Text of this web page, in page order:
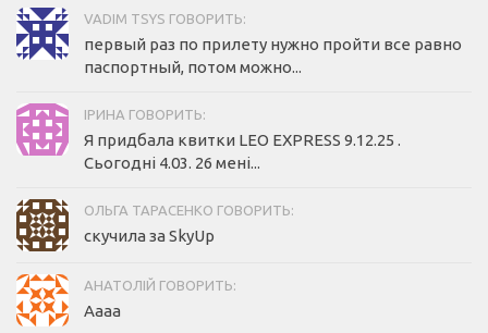
VADIM TSYS ГОВОРИТЬ:
первый раз по прилету нужно пройти все равно
паспортный, потом можно...
ІРИНА ГОВОРИТЬ:
Я придбала квитки LEO EXPRESS 9.12.25 .
Сьогодні 4.03. 26 мені...
ОЛЬГА ТАРАСЕНКО ГОВОРИТЬ:
скучила за SkyUp
АНАТОЛІЙ ГОВОРИТЬ:
Аааа